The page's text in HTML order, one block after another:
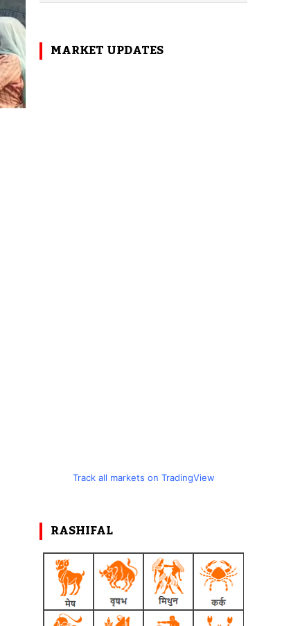
MARKET UPDATES
Track all markets on TradingView
RASHIFAL